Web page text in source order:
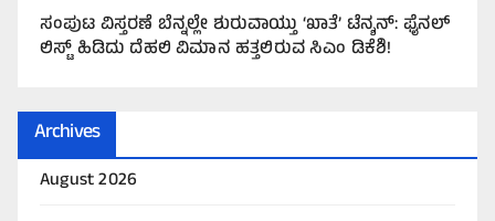
ಸಂಪುಟ ವಿಸ್ತರಣೆ ಬೆನ್ನಲ್ಲೇ ಶುರುವಾಯ್ತು ‘ಖಾತೆ’ ಟೆನ್ಶನ್: ಫೈನಲ್
ಲಿಸ್ಟ್ ಹಿಡಿದು ದೆಹಲಿ ವಿಮಾನ ಹತ್ತಲಿರುವ ಸಿಎಂ ಡಿಕೆಶಿ!
Archives
August 2026